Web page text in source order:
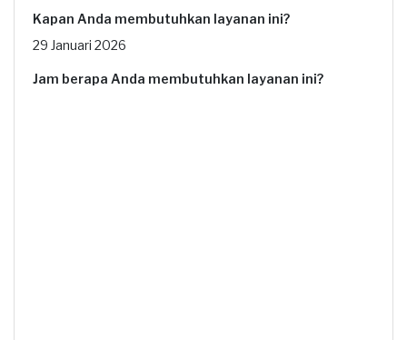
Kapan Anda membutuhkan layanan ini?
29 Januari 2026
Jam berapa Anda membutuhkan layanan ini?